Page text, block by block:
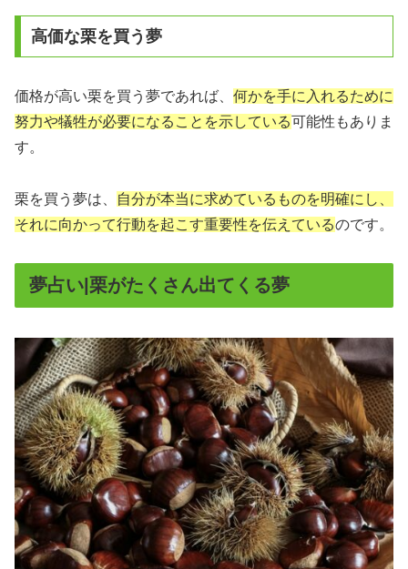
高価な栗を買う夢
価格が高い栗を買う夢であれば、 何かを手に入れるために
努力や犠牲が必要になることを示している可能性もありま
す。
栗を買う夢は、
自分が本当に求めているものを明確にし、
それに向かって行動を起こす重要性を伝えているのです。
夢占い|栗がたくさん出てくる夢